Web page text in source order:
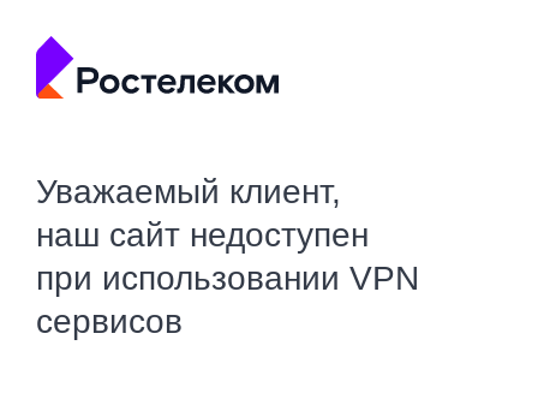
Уважаемый клиент,
наш сайт недоступен
при использовании VPN
сервисов